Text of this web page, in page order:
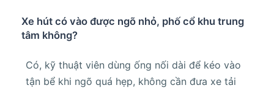
Xe hút có vào được ngõ nhỏ, phố cổ khu trung
tâm không?
Có, kỹ thuật viên dùng ống nối dài để kéo vào
tận bể khi ngõ quá hẹp, không cần đưa xe tải